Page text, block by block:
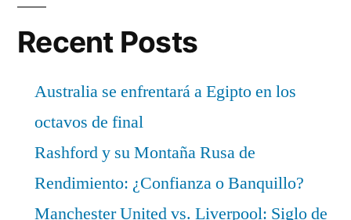
Recent Posts
Australia se enfrentará a Egipto en los
octavos de final
Rashford y su Montaña Rusa de
Rendimiento: ¿Confianza o Banquillo?
Manchester United vs. Liverpool: Siglo de